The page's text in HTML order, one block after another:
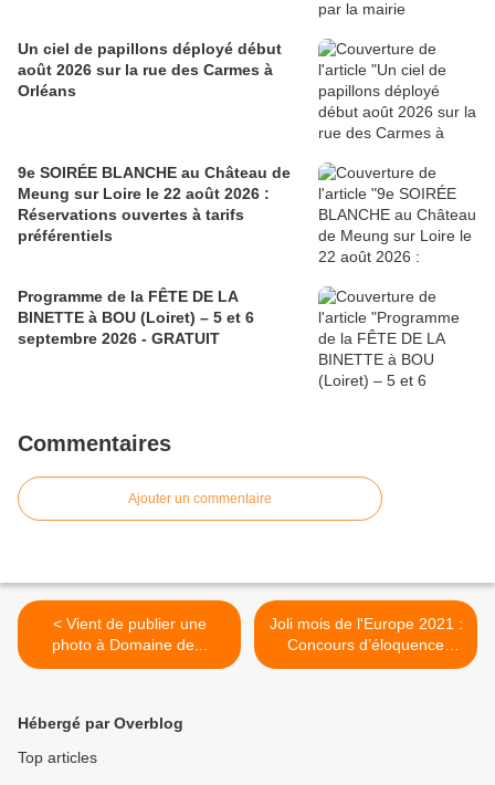
Un ciel de papillons déployé début
août 2026 sur la rue des Carmes à
Orléans
9e SOIRÉE BLANCHE au Château de
Meung sur Loire le 22 août 2026 :
Réservations ouvertes à tarifs
préférentiels
Programme de la FÊTE DE LA
BINETTE à BOU (Loiret) – 5 et 6
septembre 2026 - GRATUIT
Commentaires
Ajouter un commentaire
< Vient de publier une
photo à Domaine de...
Joli mois de l'Europe 2021 :
Concours d’éloquence
jusqu’au 17 mai auprès des
Hébergé par Overblog
Top articles